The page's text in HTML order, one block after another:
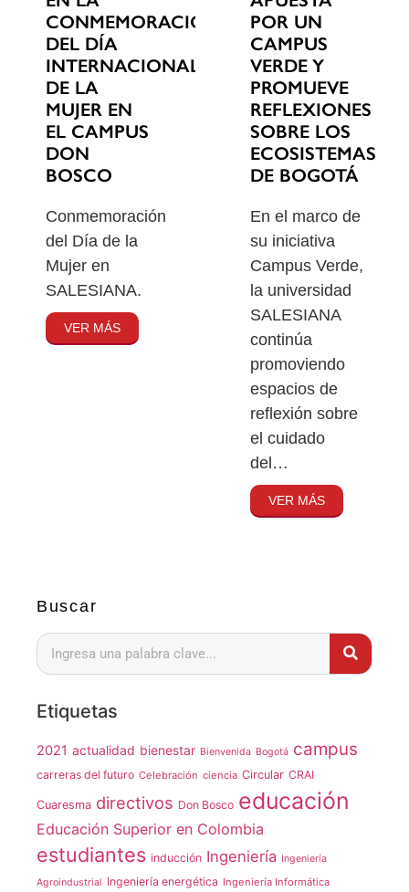
Buscar
Etiquetas
2021 actualidad bienestar Bienvenida Bogotá campus
carreras del futuro Celebración ciencia Circular CRAI
Cuaresma directivos Don Bosco educación
Educación Superior en Colombia
estudiantes inducción Ingeniería Ingeniería
Agroindustrial Ingeniería energética Ingeniería Informática
CONMEMORACIÓN
DEL DÍA
INTERNACIONAL
DE LA
MUJER EN
EL CAMPUS
DON
BOSCO
Conmemoración
del Día de la
Mujer en
SALESIANA.
VER MÁS
POR UN
CAMPUS
VERDE Y
PROMUEVE
REFLEXIONES
SOBRE LOS
ECOSISTEMAS
DE BOGOTÁ
En el marco de
su iniciativa
Campus Verde,
la universidad
SALESIANA
continúa
promoviendo
espacios de
reflexión sobre
el cuidado
del…
VER MÁS